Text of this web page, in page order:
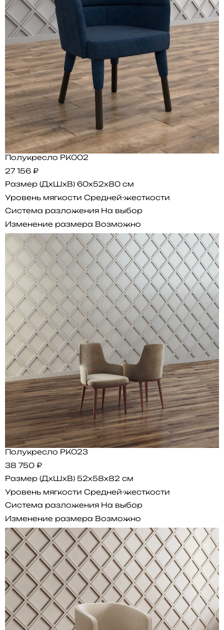
Полукресло PK002
27 156 ₽
Размер (ДхШхВ) 60x52x80 см
Уровень мягкости Средней-жесткости
Система разложения На выбор
Изменение размера Возможно
Полукресло PK023
38 750 ₽
Размер (ДхШхВ) 52x58x82 см
Уровень мягкости Средней-жесткости
Система разложения На выбор
Изменение размера Возможно